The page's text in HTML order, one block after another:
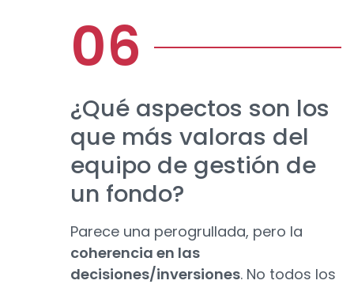
¿Qué aspectos son los
que más valoras del
equipo de gestión de
un fondo?
Parece una perogrullada, pero la
coherencia en las
decisiones/inversiones. No todos los